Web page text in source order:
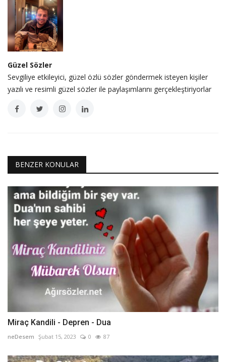
Güzel Sözler
Sevgiliye etkileyici, güzel özlü sözler göndermek isteyen kişiler
yazılı ve resimli güzel sözler ile paylaşımlarını gerçekleştiriyorlar
BENZER KONULAR
Miraç Kandili - Depren - Dua
neDesem Şubat 15, 2023 0 87